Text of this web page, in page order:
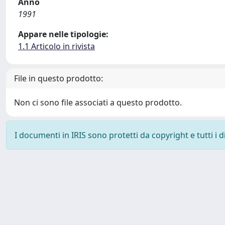
1991
Appare nelle tipologie:
1.1 Articolo in rivista
File in questo prodotto:
Non ci sono file associati a questo prodotto.
I documenti in IRIS sono protetti da copyright e tutti i